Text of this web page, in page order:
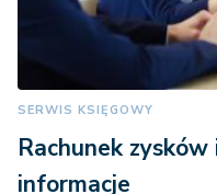
SERWIS KSIĘGOWY
Rachunek
informacje